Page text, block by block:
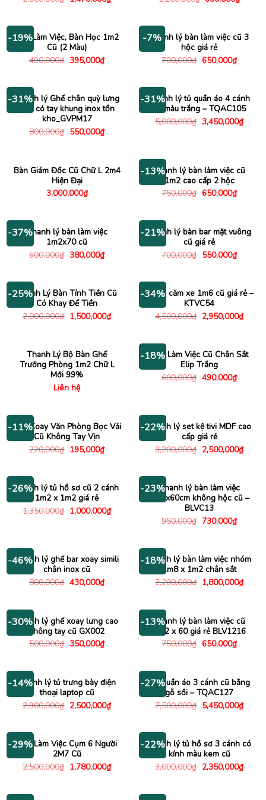
gốc hiện
1,470,000₫.
hiện
-19%
Bàn Làm Việc, Bàn Học 1m2
Cũ (2 Màu)
490,000₫ Giá
395,000₫Giá
hiện
395,000₫.
-7%
Thanh lý bàn làm việc cũ 3
hộc giá rẻ
700,000₫ Giá
650,000₫Giá
hiện
-31%
Thanh lý Ghế chân quỳ lưng
lưới có tay khung inox tồn
kho_GVPM17
800,000₫ Giá
550,000₫Giá
hiện
550,000₫.
-31%
Thanh lý tủ quần áo 4 cánh
cũ màu trắng – TQAC105
5,000,000₫ Giá
gốc
3,450,000₫Giá
hiện
Bàn Giám Đốc Cũ Chữ L 2m4
Hiện Đại
3,000,000₫
-13%Thanh lý bàn làm việc cũ
1m2 cao cấp 2 hộc
750,000₫ Giá
650,000₫Giá
hiện
-37%Thanh lý bàn làm việc
1m2x70 cũ
600,000₫ Giá
380,000₫Giá
hiện
380,000₫.
-21%
Thanh lý bàn bar mặt vuông
cũ giá rẻ
700,000₫ Giá
550,000₫Giá
hiện
-25%
Thanh Lý Bàn Tính Tiền Cũ
Có Khay Để Tiền
2,000,000₫ Giá
gốc
1,500,000₫Giá
hiện
1,500,000₫.
-34%
Kệ tivi căm xe 1m6 cũ giá rẻ –
KTVC54
4,500,000₫ Giá
gốc
2,950,000₫Giá
hiện
Thanh Lý Bộ Bàn Ghế
Trưởng Phòng 1m2 Chữ L
Mới 99%
Liên hệ
-18%
Bàn Làm Việc Cũ Chân Sắt
Elip Trắng
600,000₫ Giá
490,000₫Giá
hiện
-11%
Ghế Xoay Văn Phòng Bọc Vải
Cũ Không Tay Vịn
220,000₫ Giá
195,000₫Giá
hiện
195,000₫.
-22%
Thanh lý set kệ tivi MDF cao
cấp giá rẻ
3,200,000₫ Giá
gốc
2,500,000₫Giá
hiện
-26%
Thanh lý tủ hồ sơ cũ 2 cánh
1m2 x 1m2 giá rẻ
1,350,000₫ Giá
gốc
1,000,000₫Giá
hiện
-23%Thanh lý bàn làm việc
1m2x60cm không hộc cũ –
BLVC13
950,000₫ Giá
730,000₫Giá
hiện
-46%
Thanh lý ghế bar xoay simili
chân inox cũ
800,000₫ Giá
430,000₫Giá
hiện
430,000₫.
-18%
Thanh lý bàn làm việc nhóm
1m8 x 1m2 chân sắt
2,200,000₫ Giá
gốc
1,800,000₫Giá
hiện
-30%
Thanh lý ghế xoay lưng cao
không tay cũ GX002
500,000₫ Giá
350,000₫Giá
hiện
350,000₫.
-13%Thanh lý bàn làm việc cũ
1m2 x 60 giá rẻ BLV1216
750,000₫ Giá
650,000₫Giá
hiện
-14%
Thanh lý tủ trưng bày điện
thoại laptop cũ
2,900,000₫ Giá
gốc
2,500,000₫Giá
hiện
2,500,000₫.
-27%
Tủ quần áo 3 cánh cũ bằng
gỗ sồi – TQAC127
7,500,000₫ Giá
gốc
5,450,000₫Giá
hiện
-29%
Bàn Làm Việc Cụm 6 Người
2M7 Cũ
2,500,000₫ Giá
gốc
1,780,000₫Giá
hiện
1,780,000₫.
-22%
Thanh lý tủ hồ sơ 3 cánh có
kính màu kem cũ
3,000,000₫ Giá
gốc
2,350,000₫Giá
hiện